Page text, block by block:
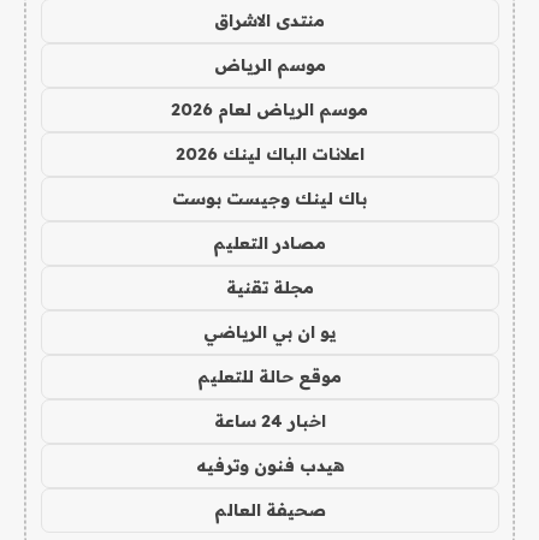
منتدى الاشراق
موسم الرياض
موسم الرياض لعام 2026
اعلانات الباك لينك 2026
باك لينك وجيست بوست
مصادر التعليم
مجلة تقنية
يو ان بي الرياضي
موقع حالة للتعليم
اخبار 24 ساعة
هيدب فنون وترفيه
صحيفة العالم